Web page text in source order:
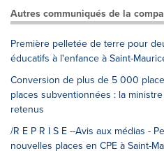
Autres communiqués de la
Première pelletée de terre pour
éducatifs à l'enfance à Saint-
Conversion de plus de 5 000
places subventionnées : la
retenus
/R E P R I S E --Avis aux médias -
nouvelles places en CPE à Saint-